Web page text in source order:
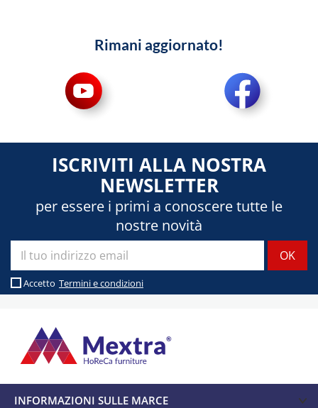
Rimani aggiornato!
ISCRIVITI ALLA NOSTRA
NEWSLETTER
per essere i primi a conoscere tutte le
nostre novità
Accetto Termini e condizioni
INFORMAZIONI SULLE MARCE